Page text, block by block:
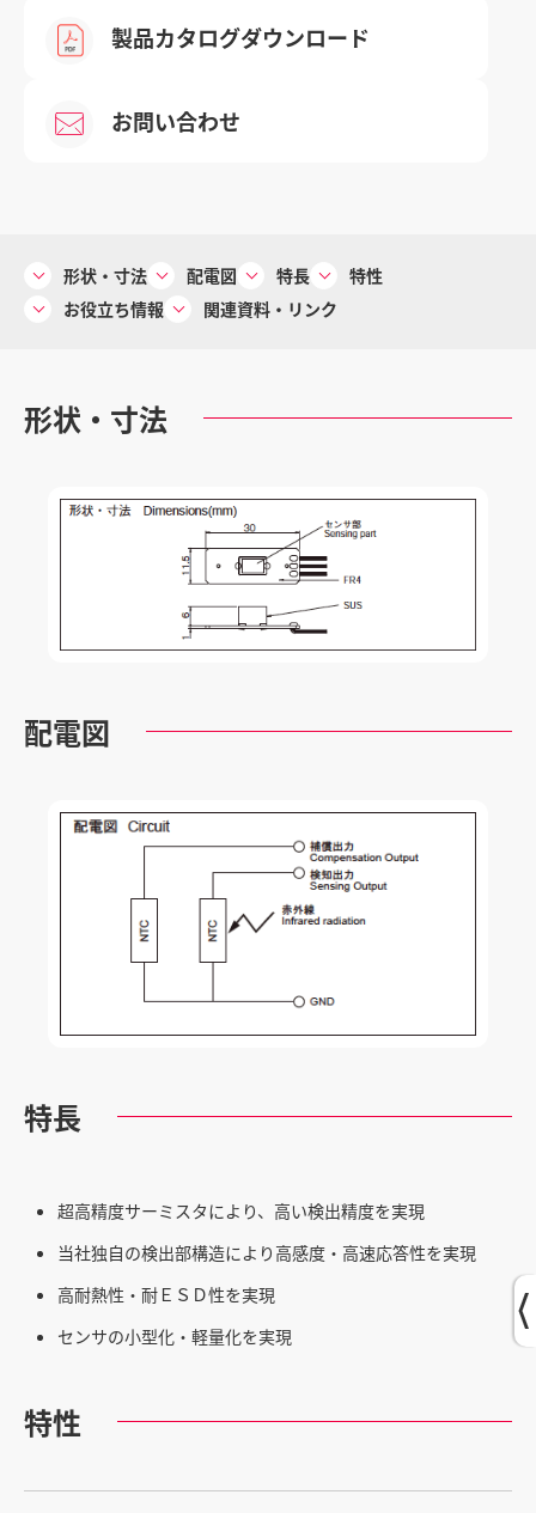
個人情報の取り扱い
サイトご利用にあたって
製品カタログダウンロード
お問い合わせ
形状・寸法 配電図 特長
特性
お役立ち情報
関連資料・リンク
形状・寸法
配電図
特長
超高精度サーミスタにより、高い検出精度を実現
当社独自の検出部構造により高感度・高速応答性を実現
高耐熱性・耐ＥＳＤ性を実現
センサの小型化・軽量化を実現
特性